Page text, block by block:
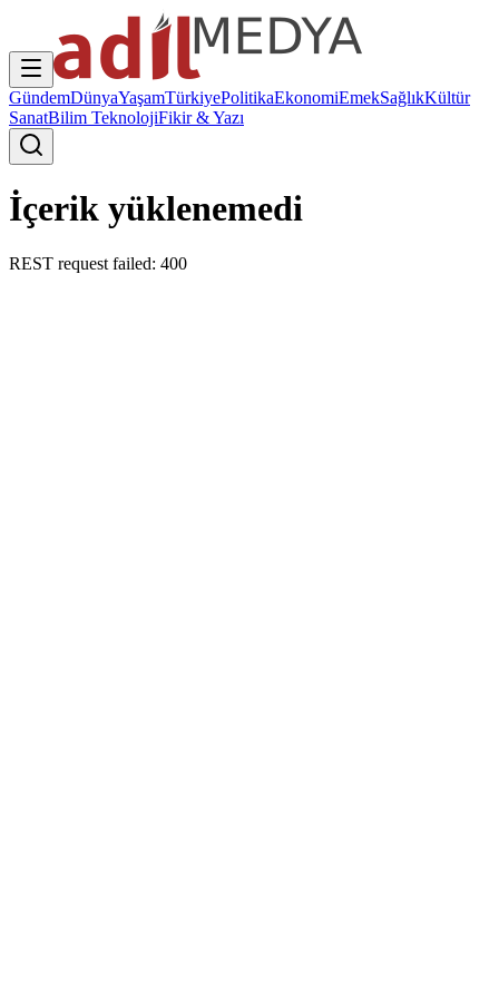
GündemDünyaYaşamTürkiyePolitikaEkonomiEmekSağlıkKültür
SanatBilim TeknolojiFikir & Yazı
İçerik yüklenemedi
REST request failed: 400